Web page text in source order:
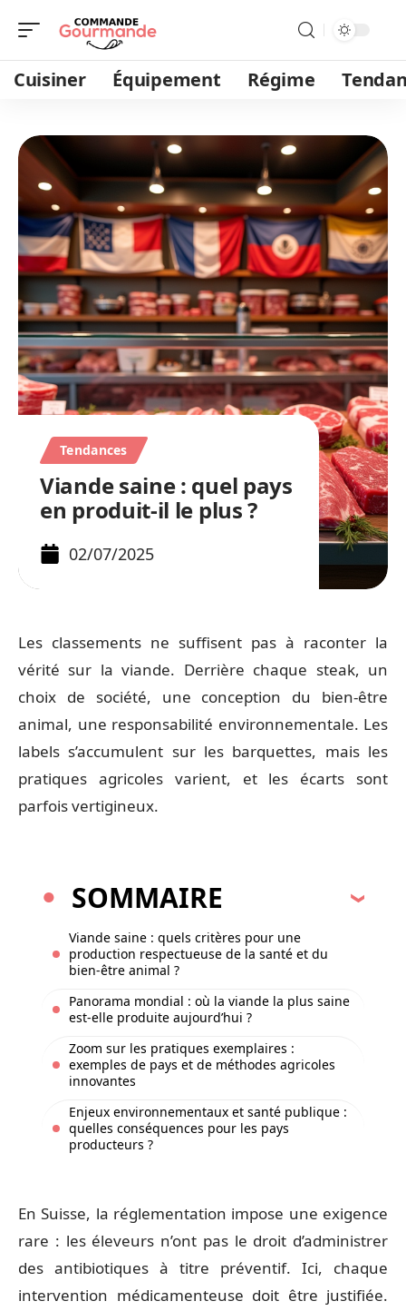
Cuisiner Équipement Régime
Tendances
Viande saine : quel pays
en produit-il le plus ?
02/07/2025
Les classements ne suffisent pas à raconter la
vérité sur la viande. Derrière chaque steak, un
choix de société, une conception du bien-être
animal, une responsabilité environnementale. Les
labels s’accumulent sur les barquettes, mais les
pratiques agricoles varient, et les écarts sont
parfois vertigineux.
SOMMAIRE
Viande saine : quels critères pour une
production respectueuse de la santé et du
bien-être animal ?
Panorama mondial : où la viande la plus saine
est-elle produite aujourd’hui ?
Zoom sur les pratiques exemplaires :
exemples de pays et de méthodes agricoles
innovantes
Enjeux environnementaux et santé publique :
quelles conséquences pour les pays
producteurs ?
En Suisse, la réglementation impose une exigence
rare : les éleveurs n’ont pas le droit d’administrer
des antibiotiques à titre préventif. Ici, chaque
intervention médicamenteuse doit être justifiée.